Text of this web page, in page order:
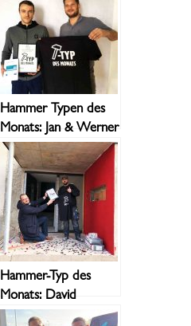
Hammer Typen des
Monats: Jan & Werner
Hammer-Typ des
Monats: David